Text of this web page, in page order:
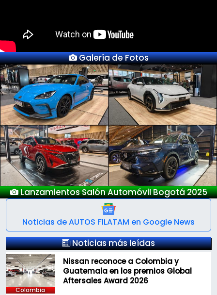
Galería de Fotos
Bogotá 2025 Nuevo
Previous Next
Noticias de AUTOS F1LATAM en Google News
Noticias más leídas
Colombia
Nissan reconoce a Colombia y
Guatemala en los premios Global
Aftersales Award 2026